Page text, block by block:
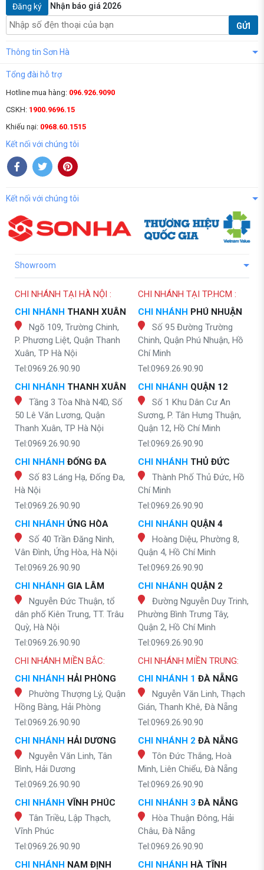
Đăng ký Nhận báo giá 2026
GỬI
Thông tin Sơn Hà
Tổng đài hỗ trợ
Hotline mua hàng: 096.926.9090
CSKH: 1900.9696.15
Khiếu nại: 0968.60.1515
Kết nối với chúng tôi
Kết nối với chúng tôi
Showroom
CHI NHÁNH TẠI HÀ NỘI :
CHI NHÁNH THANH XUÂN
Ngõ 109, Trường Chinh,
P. Phương Liệt, Quận Thanh
Xuân, TP Hà Nội
Tel:0969.26.90.90
CHI NHÁNH THANH XUÂN
Tầng 3 Tòa Nhà N4D, Số
50 Lê Văn Lương, Quận
Thanh Xuân, TP Hà Nội
Tel:0969.26.90.90
CHI NHÁNH ĐỐNG ĐA
Số 83 Láng Hạ, Đống Đa,
Hà Nội
Tel:0969.26.90.90
CHI NHÁNH ỨNG HÒA
Số 40 Trần Đăng Ninh,
Vân Đình, Ứng Hòa, Hà Nội
Tel:0969.26.90.90
CHI NHÁNH GIA LÂM
Nguyễn Đức Thuận, tổ
dân phố Kiên Trung, TT. Trâu
Quỳ, Hà Nội
Tel:0969.26.90.90
CHI NHÁNH TẠI TP.HCM :
CHI NHÁNH PHÚ NHUẬN
Số 95 Đường Trường
Chinh, Quận Phú Nhuận, Hồ
Chí Minh
Tel:0969.26.90.90
CHI NHÁNH QUẬN 12
Số 1 Khu Dân Cư An
Sương, P. Tân Hưng Thuận,
Quận 12, Hồ Chí Minh
Tel:0969.26.90.90
CHI NHÁNH THỦ ĐỨC
Thành Phố Thủ Đức, Hồ
Chí Minh
Tel:0969.26.90.90
CHI NHÁNH QUẬN 4
Hoàng Diệu, Phường 8,
Quận 4, Hồ Chí Minh
Tel:0969.26.90.90
CHI NHÁNH QUẬN 2
Đường Nguyễn Duy Trinh,
Phường Bình Trưng Tây,
Quận 2, Hồ Chí Minh
Tel:0969.26.90.90
CHI NHÁNH MIỀN BẮC:
CHI NHÁNH HẢI PHÒNG
Phường Thượng Lý, Quận
Hồng Bàng, Hải Phòng
Tel:0969.26.90.90
CHI NHÁNH HẢI DƯƠNG
Nguyễn Văn Linh, Tân
Bình, Hải Dương
Tel:0969.26.90.90
CHI NHÁNH VĨNH PHÚC
Tân Triều, Lập Thạch,
Vĩnh Phúc
Tel:0969.26.90.90
CHI NHÁNH NAM ĐỊNH
CHI NHÁNH MIỀN TRUNG:
CHI NHÁNH 1 ĐÀ NẴNG
Nguyễn Văn Linh, Thạch
Gián, Thanh Khê, Đà Nẵng
Tel:0969.26.90.90
CHI NHÁNH 2 ĐÀ NẴNG
Tôn Đức Thắng, Hoà
Minh, Liên Chiểu, Đà Nẵng
Tel:0969.26.90.90
CHI NHÁNH 3 ĐÀ NẴNG
Hòa Thuận Đông, Hải
Châu, Đà Nẵng
Tel:0969.26.90.90
CHI NHÁNH HÀ TĨNH